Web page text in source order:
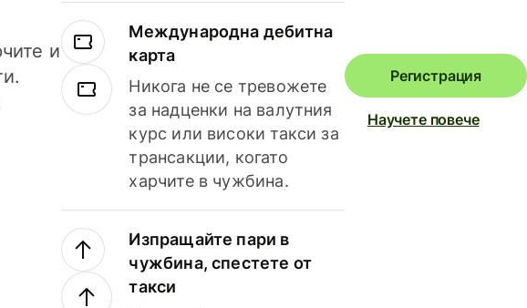
и
Международна дебитна
карта
Никога не се тревожете
за надценки на валутния
курс или високи такси за
трансакции, когато
харчите в чужбина.
Изпращайте пари в
чужбина, спестете от
такси
Регистрация
Научете повече